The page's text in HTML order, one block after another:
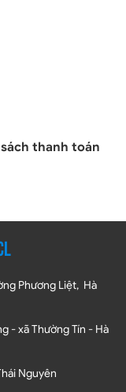
thanh toán
Phương Liệt, Hà
- xã Thường Tín - Hà
Nguyên